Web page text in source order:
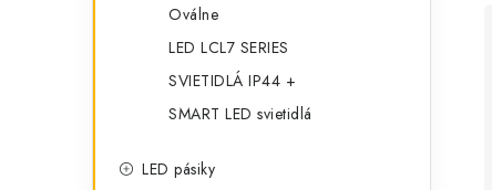
Oválne
LED LCL7 SERIES
SVIETIDLÁ IP44 +
SMART LED svietidlá
LED pásiky